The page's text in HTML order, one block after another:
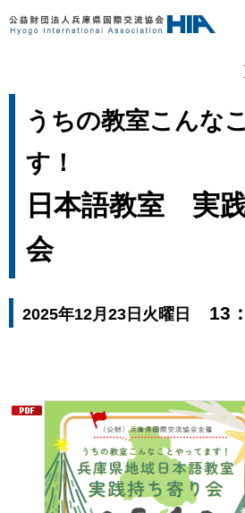
うちの教室こんな
す！
日本語教室 実
会
2025年12月23日火曜日 13